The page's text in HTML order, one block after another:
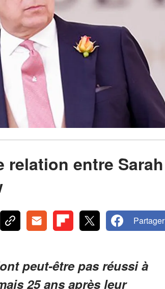
relation entre Sarah
Partager
peut-être pas réussi à
25 ans après leur